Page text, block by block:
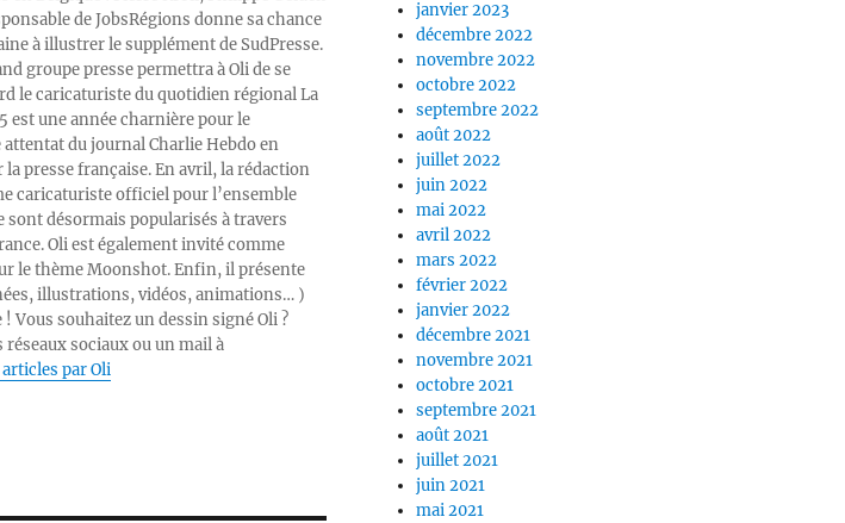
de JobsRégions donne sa chance
à illustrer le supplément de SudPresse.
groupe presse permettra à Oli de se
le caricaturiste du quotidien régional La
est une année charnière pour le
du journal Charlie Hebdo en
presse française. En avril, la rédaction
caricaturiste officiel pour l’ensemble
désormais popularisés à travers
Oli est également invité comme
le thème Moonshot. Enfin, il présente
illustrations, vidéos, animations… )
Vous souhaitez un dessin signé Oli ?
sociaux ou un mail à
par Oli
janvier 2023
décembre 2022
novembre 2022
octobre 2022
septembre 2022
août 2022
juillet 2022
juin 2022
mai 2022
avril 2022
mars 2022
février 2022
janvier 2022
décembre 2021
novembre 2021
octobre 2021
septembre 2021
août 2021
juillet 2021
juin 2021
mai 2021